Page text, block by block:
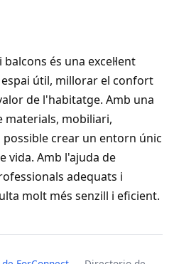
és una excel·lent
útil, millorar el confort
de l'habitatge. Amb una
materials, mobiliari,
possible crear un entorn únic
vida. Amb l'ajuda de
adequats i
molt més senzill i eficient.